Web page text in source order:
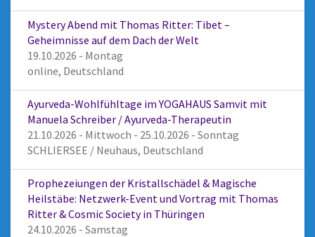
Mystery Abend mit Thomas Ritter: Tibet –
Geheimnisse auf dem Dach der Welt
19.10.2026 - Montag
online, Deutschland
Ayurveda-Wohlfühltage im YOGAHAUS Samvit mit
Manuela Schreiber / Ayurveda-Therapeutin
21.10.2026 - Mittwoch - 25.10.2026 - Sonntag
SCHLIERSEE / Neuhaus, Deutschland
Prophezeiungen der Kristallschädel & Magische
Heilstäbe: Netzwerk-Event und Vortrag mit Thomas
Ritter & Cosmic Society in Thüringen
24.10.2026 - Samstag